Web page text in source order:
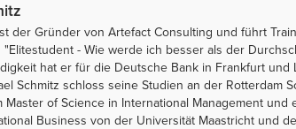
der Gründer von Artefact Consulting und führt
- Wie werde ich besser als der
hat er für die Deutsche Bank in Frankfurt
Schmitz schloss seine Studien an der Rotterdam
Master of Science in International Management
Business von der Universität Maastricht und